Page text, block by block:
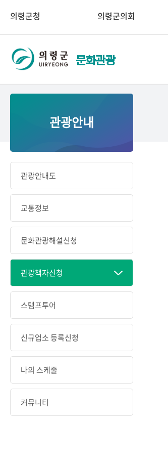
의령군청 의령군의회
문화관광
관광안내
관광안내도
교통정보
문화관광해설신청
관광책자신청
스탬프투어
신규업소 등록신청
나의 스케줄
커뮤니티